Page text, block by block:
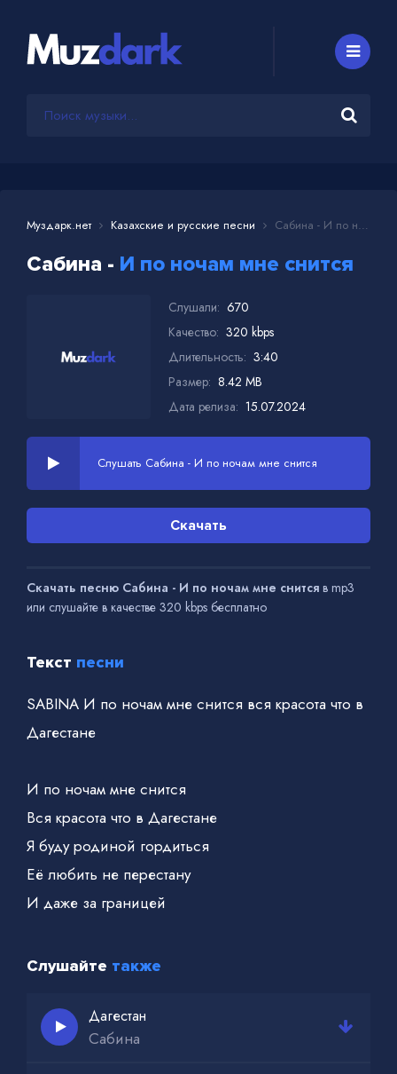
Муздарк.нет Казахские и русские песни Сабина - И по ночам мне снится
Сабина - И по ночам мне снится
Слушали: 670
Качество: 320 kbps
Длительность: 3:40
Размер: 8.42 MB
Дата релиза: 15.07.2024
Слушать Сабина - И по ночам мне снится
Скачать
Скачать песню Сабина - И по ночам мне снится в mp3
или слушайте в качестве 320 kbps бесплатно
Текст песни
SABINA И по ночам мне снится вся красота что в
Дагестане
И по ночам мне снится
Вся красота что в Дагестане
Я буду родиной гордиться
Её любить не перестану
И даже за границей
В сердцах любовь искрится
Когда солнце стоит прям над головой
Слушайте также
Дагестан
Сабина